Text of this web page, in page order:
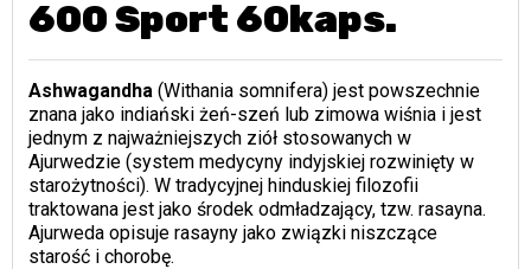
600 Sport 60kaps.
Ashwagandha (Withania somnifera) jest powszechnie
znana jako indiański żeń-szeń lub zimowa wiśnia i jest
jednym z najważniejszych ziół stosowanych w
Ajurwedzie (system medycyny indyjskiej rozwinięty w
starożytności). W tradycyjnej hinduskiej filozofii
traktowana jest jako środek odmładzający, tzw. rasayna.
Ajurweda opisuje rasayny jako związki niszczące
starość i chorobę.